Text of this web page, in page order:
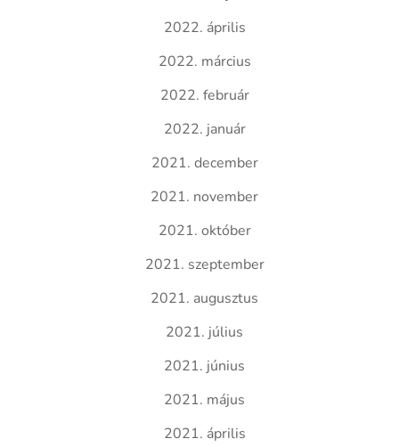
2022. április
2022. március
2022. február
2022. január
2021. december
2021. november
2021. október
2021. szeptember
2021. augusztus
2021. július
2021. június
2021. május
2021. április